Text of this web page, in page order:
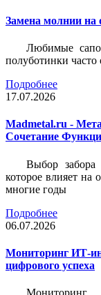
Замена молнии
Любимые
полуботинки часто
Подробнее
17.07.2026
Madmetal.ru -
Сочетание
Выбор забора
которое влияет на
многие годы
Подробнее
06.07.2026
Мониторинг ИТ-
цифрового успеха
Мониторинг